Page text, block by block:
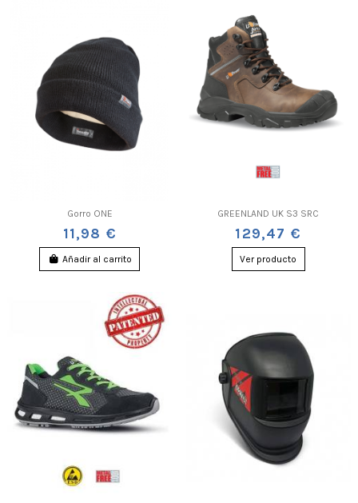
Gorro ONE
11,98 €
Añadir al carrito
GREENLAND UK S3 SRC
129,47 €
Ver producto